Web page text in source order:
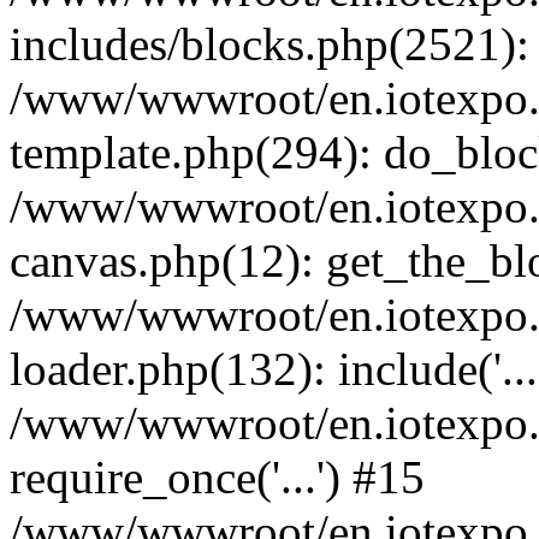
includes/
/www/wwwroot/
template.php(294):
/www/wwwroot/
canvas.php(12):
/www/wwwroot/
loader.php(132):
/www/wwwroot/
require_once('...') #15